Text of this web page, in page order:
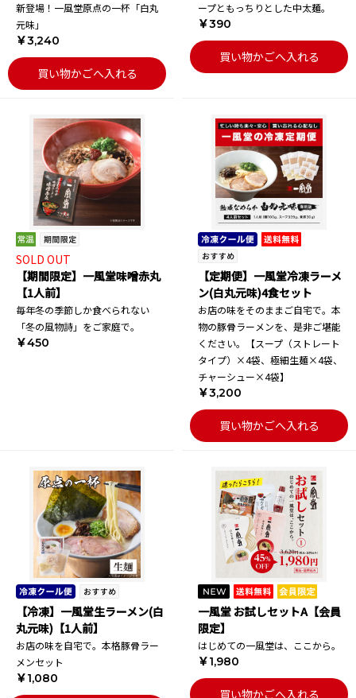
新登場！一風堂原点の一杯「白丸
元味」
￥3,240
買い物かごへ入れる
ープともっちりとした中太麺。
￥390
買い物かごへ入れる
SOLD OUT
【期間限定】一風堂味噌赤丸
【1人前】
毎年冬の季節しか食べられない
「冬の風物詩」をご家庭で。
￥450
【定期便】一風堂冷凍ラーメ
ン(白丸元味)4食セット
お店の味をそのままご自宅で。本
物の豚骨ラーメンを、是非ご堪能
ください。【スープ（ストレート
タイプ）×4袋、極細生麺×4袋、
チャーシュー×4袋】
￥3,200
買い物かごへ入れる
【冷凍】一風堂生ラーメン(白
丸元味)【1人前】
お店の味を自宅で。本格豚骨ラー
メンセット
￥1,080
一風堂 お試しセットA【会員
限定】
はじめての一風堂は、ここから。
￥1,980
買い物かごへ入れる